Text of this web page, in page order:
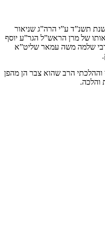
תשנ”ד ע”י הרה”ג שניאור
של מרן הראש”ל הגר”ע יוסף
שלמה משה עמאר שליט”א
וההלכתי הרב שהוא צבר הן מהפן
והלכה.